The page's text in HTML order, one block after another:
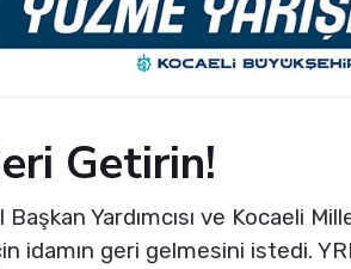
Getirin!
Yardımcısı ve Kocaeli
idamın geri gelmesini istedi.